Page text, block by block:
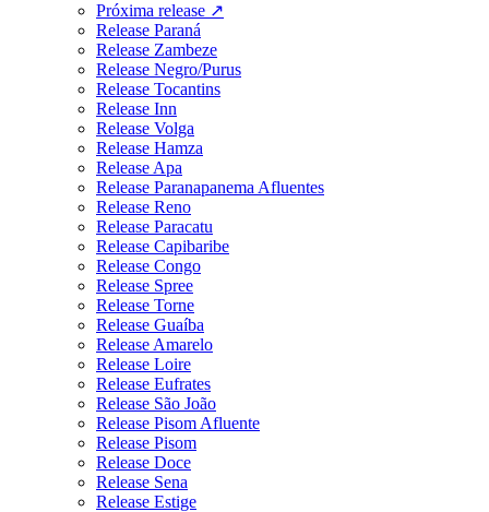
Próxima release ↗
Release Paraná
Release Zambeze
Release Negro/Purus
Release Tocantins
Release Inn
Release Volga
Release Hamza
Release Apa
Release Paranapanema Afluentes
Release Reno
Release Paracatu
Release Capibaribe
Release Congo
Release Spree
Release Torne
Release Guaíba
Release Amarelo
Release Loire
Release Eufrates
Release São João
Release Pisom Afluente
Release Pisom
Release Doce
Release Sena
Release Estige